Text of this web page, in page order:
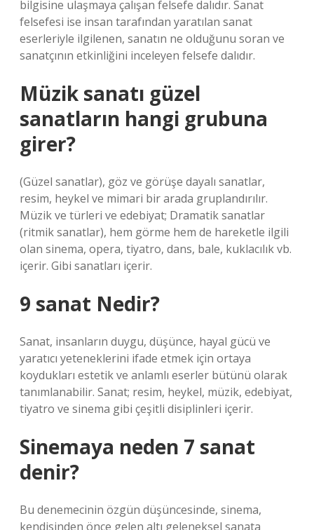
bilgisine ulaşmaya çalışan felsefe dalıdır. Sanat
felsefesi ise insan tarafından yaratılan sanat
eserleriyle ilgilenen, sanatın ne olduğunu soran ve
sanatçının etkinliğini inceleyen felsefe dalıdır.
Müzik sanatı güzel
sanatların hangi grubuna
girer?
(Güzel sanatlar), göz ve görüşe dayalı sanatlar,
resim, heykel ve mimari bir arada gruplandırılır.
Müzik ve türleri ve edebiyat; Dramatik sanatlar
(ritmik sanatlar), hem görme hem de hareketle ilgili
olan sinema, opera, tiyatro, dans, bale, kuklacılık vb.
içerir. Gibi sanatları içerir.
9 sanat Nedir?
Sanat, insanların duygu, düşünce, hayal gücü ve
yaratıcı yeteneklerini ifade etmek için ortaya
koydukları estetik ve anlamlı eserler bütünü olarak
tanımlanabilir. Sanat; resim, heykel, müzik, edebiyat,
tiyatro ve sinema gibi çeşitli disiplinleri içerir.
Sinemaya neden 7 sanat
denir?
Bu denemecinin özgün düşüncesinde, sinema,
kendisinden önce gelen altı geleneksel sanata